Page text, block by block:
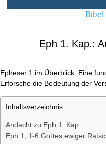
Bibel
Eph 1. Kap.:
Epheser 1 im Überblick: Eine
Erforsche die Bedeutung der
Inhaltsverzeichnis
Andacht zu Eph 1. Kap.
Eph 1, 1-6 Gottes ewiger